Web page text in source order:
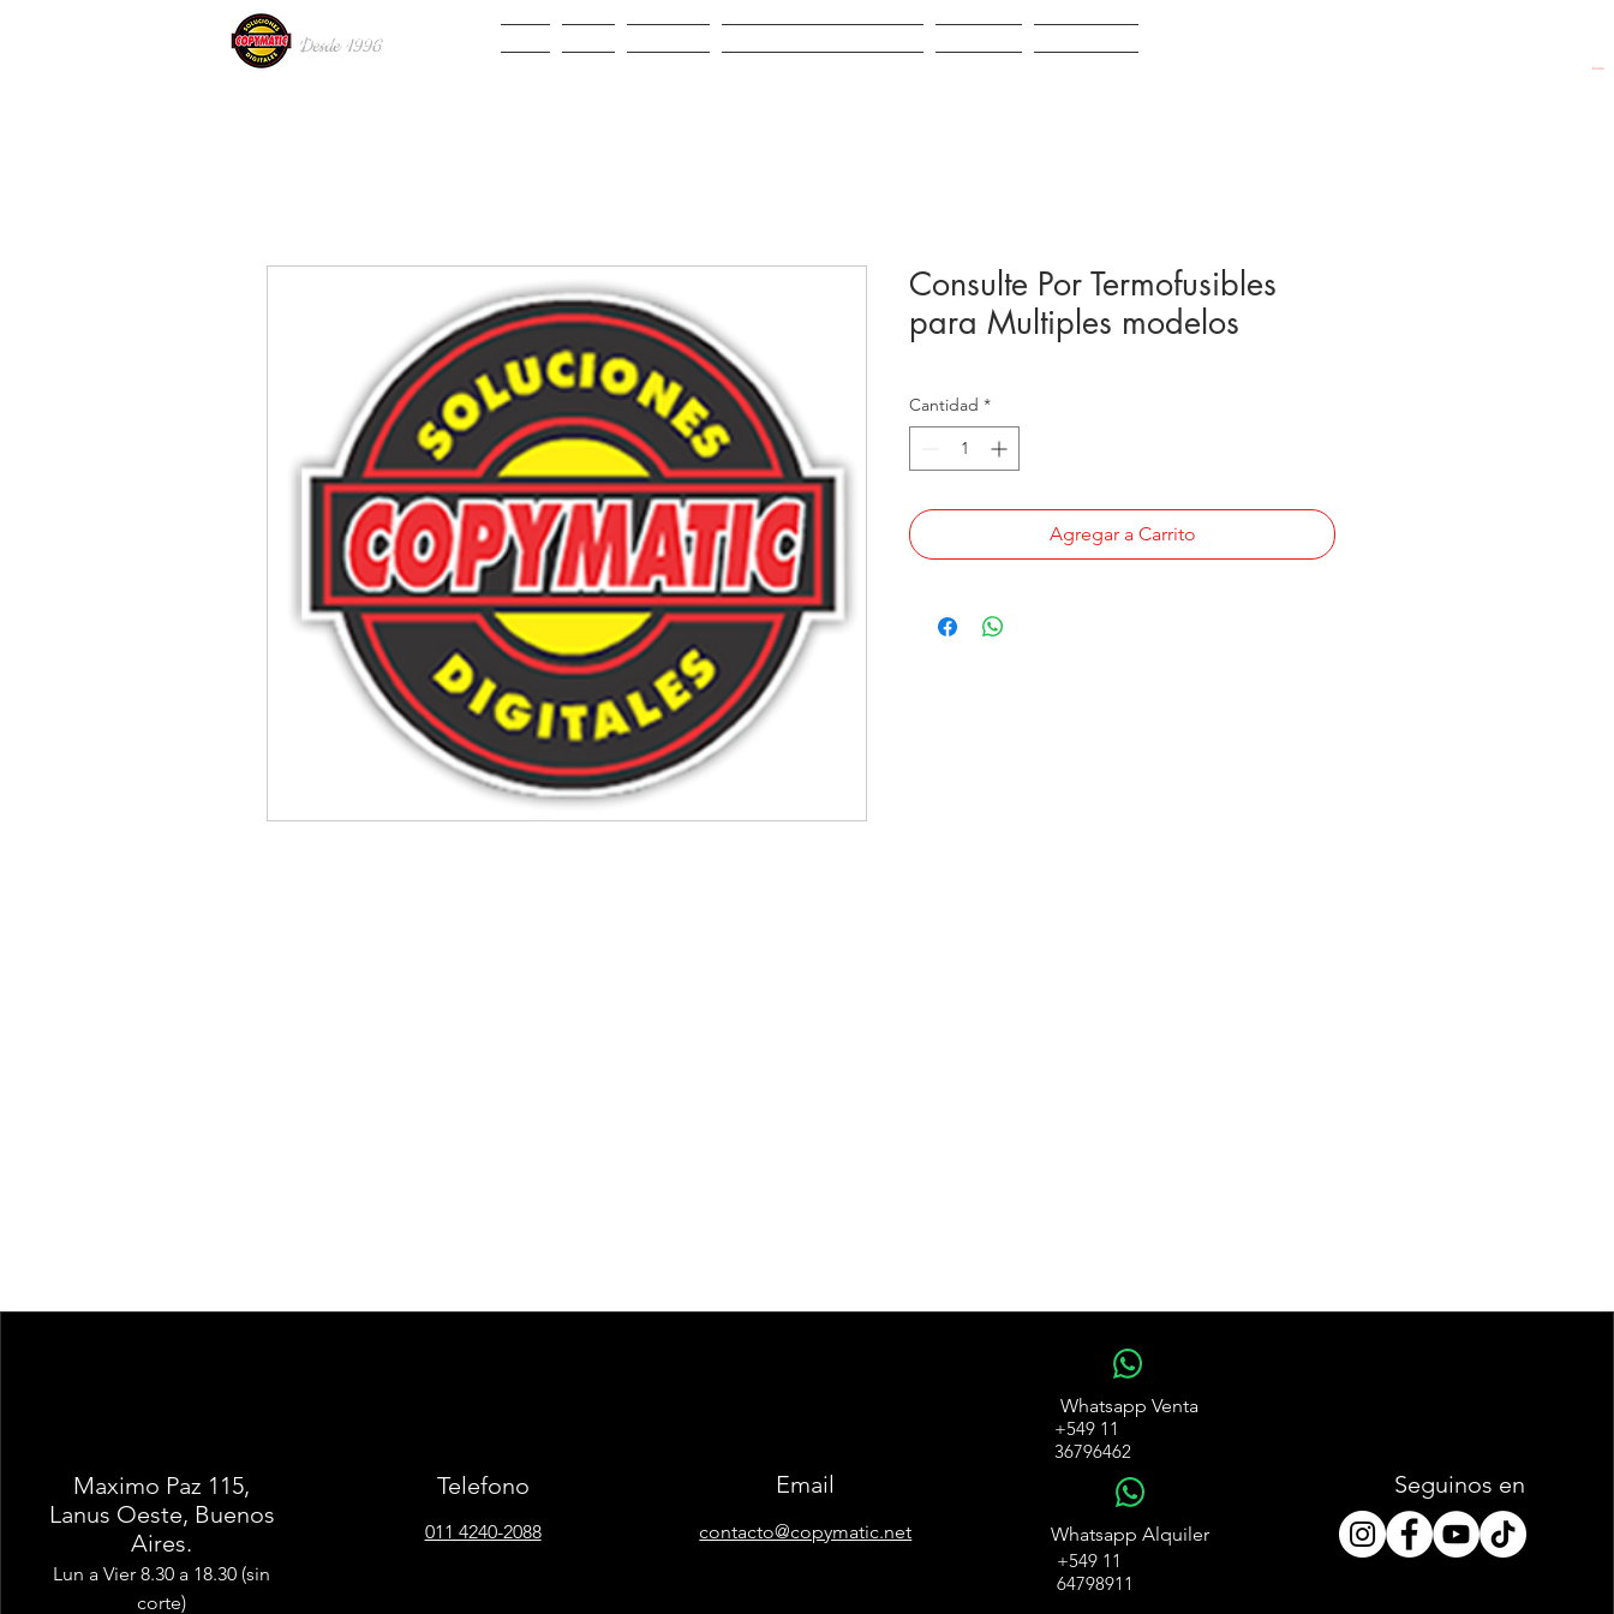
Desde 1996
Consulte Por Termofusibles
para Multiples modelos
Cantidad *
Agregar a Carrito
Carrito
Maximo Paz 115,
Lanus Oeste, Buenos
Aires.
Lun a Vier 8.30 a 18.30 (sin
corte)
Telefono
011 4240-2088
Email
contacto@copymatic.net
Whatsapp Venta
+549 11
36796462
Whatsapp Alquiler
+549 11
64798911
Seguinos en